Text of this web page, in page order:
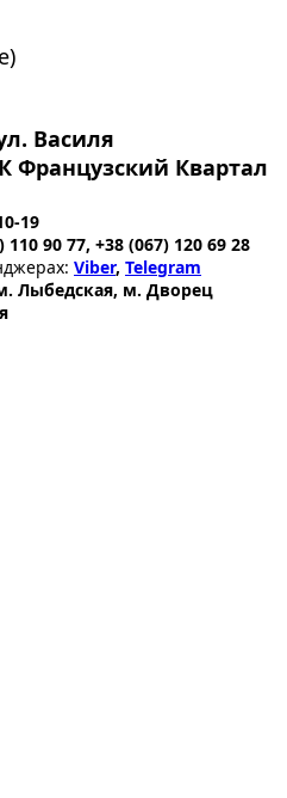
Василя
Французский Квартал
19
110 90 77, +38 (067) 120 69 28
Viber, Telegram
Лыбедская, м. Дворец